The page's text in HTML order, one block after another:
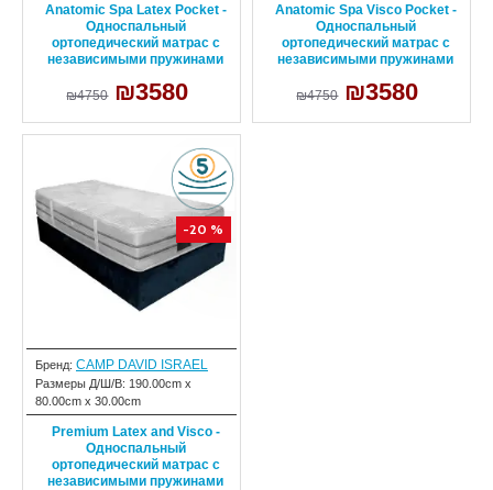
Anatomic Spa Latex Pocket -
Односпальный
ортопедический матрас с
независимыми пружинами
₪4750 ₪3580
Anatomic Spa Visco Pocket -
Односпальный
ортопедический матрас с
независимыми пружинами
₪4750 ₪3580
-20 %
Бренд: CAMP DAVID ISRAEL
Размеры Д/Ш/В: 190.00cm x
80.00cm x 30.00cm
Premium Latex and Visco -
Односпальный
ортопедический матрас с
независимыми пружинами